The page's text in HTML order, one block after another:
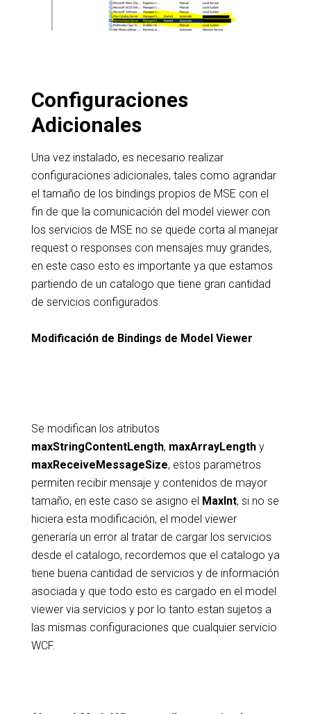
Configuraciones
Adicionales
Una vez instalado, es necesario realizar
configuraciones adicionales, tales como agrandar
el tamaño de los bindings propios de MSE con el
fin de que la comunicación del model viewer con
los servicios de MSE no se quede corta al manejar
request o responses con mensajes muy grandes,
en este caso esto es importante ya que estamos
partiendo de un catalogo que tiene gran cantidad
de servicios configurados.
Modificación de Bindings de Model Viewer
Se modifican los atributos
maxStringContentLength, maxArrayLength y
maxReceiveMessageSize, estos parametros
permiten recibir mensaje y contenidos de mayor
tamaño, en este caso se asigno el MaxInt, si no se
hiciera esta modificación, el model viewer
generaría un error al tratar de cargar los servicios
desde el catalogo, recordemos que el catalogo ya
tiene buena cantidad de servicios y de información
asociada y que todo esto es cargado en el model
viewer via servicios y por lo tanto estan sujetos a
las mismas configuraciones que cualquier servicio
WCF.